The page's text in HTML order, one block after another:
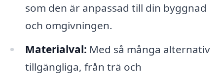
som den är anpassad till din byggnad
och omgivningen.
Materialval: Med så många alternativ
tillgängliga, från trä och